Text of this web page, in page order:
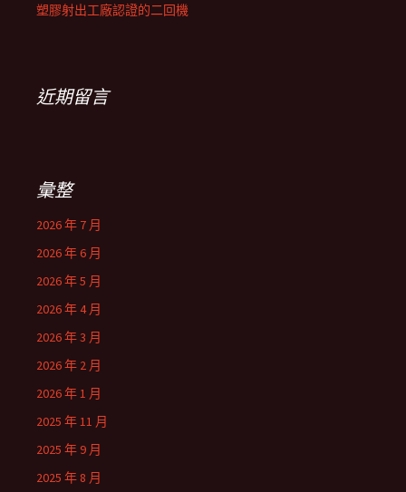
塑膠射出工廠認證的二回機
近期留言
彙整
2026 年 7 月
2026 年 6 月
2026 年 5 月
2026 年 4 月
2026 年 3 月
2026 年 2 月
2026 年 1 月
2025 年 11 月
2025 年 9 月
2025 年 8 月